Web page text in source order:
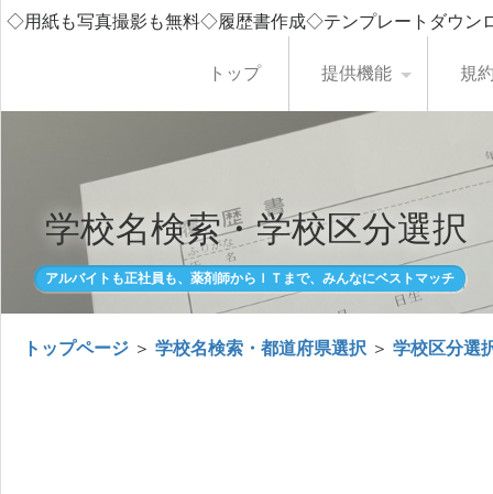
◇用紙も写真撮影も無料◇履歴書作成◇テンプレートダウ
トップ 提供機能 規
学校名検索・学校区分選択
アルバイトも正社員も、薬剤師からＩＴまで、みんなにベストマッチ
トップページ ＞ 学校名検索・都道府県選択 ＞ 学校区分選